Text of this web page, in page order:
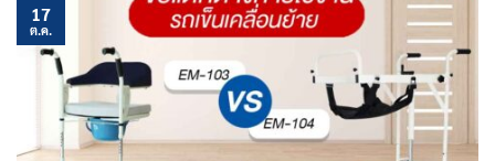
17
ต.ค.